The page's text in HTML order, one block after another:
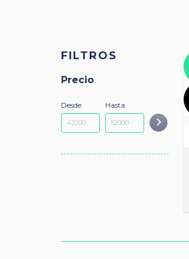
FILTROS
Precio
Desde Hasta